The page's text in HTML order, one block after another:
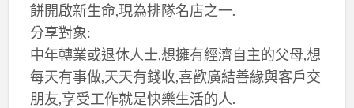
餅開啟新生命,現為排隊名店之一.
分享對象:
中年轉業或退休人士,想擁有經濟自主的父母,想
每天有事做,天天有錢收,喜歡廣結善緣與客戶交
朋友,享受工作就是快樂生活的人.